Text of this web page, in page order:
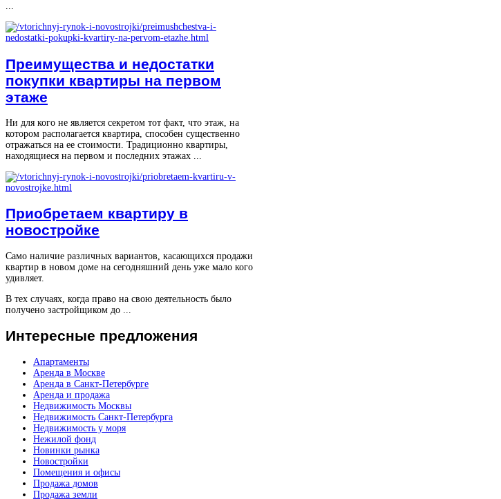
...
Преимущества и недостатки
покупки квартиры на первом
этаже
Ни для кого не является секретом тот факт, что этаж, на
котором располагается квартира, способен существенно
отражаться на ее стоимости. Традиционно квартиры,
находящиеся на первом и последних этажах ...
Приобретаем квартиру в
новостройке
Само наличие различных вариантов, касающихся продажи
квартир в новом доме на сегодняшний день уже мало кого
удивляет.
В тех случаях, когда право на свою деятельность было
получено застройщиком до ...
Интересные предложения
Апартаменты
Аренда в Москве
Аренда в Санкт-Петербурге
Аренда и продажа
Недвижимость Москвы
Недвижимость Санкт-Петербурга
Недвижимость у моря
Нежилой фонд
Новинки рынка
Новостройки
Помещения и офисы
Продажа домов
Продажа земли